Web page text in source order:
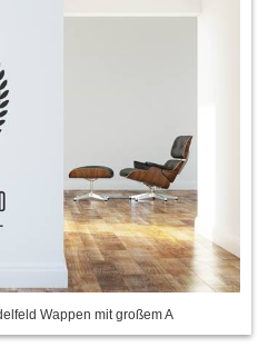
Wappen mit großem A